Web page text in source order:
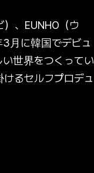
、EUNHO（ウ
月に韓国でデビュ
世界をつくってい
るセルフプロデュ